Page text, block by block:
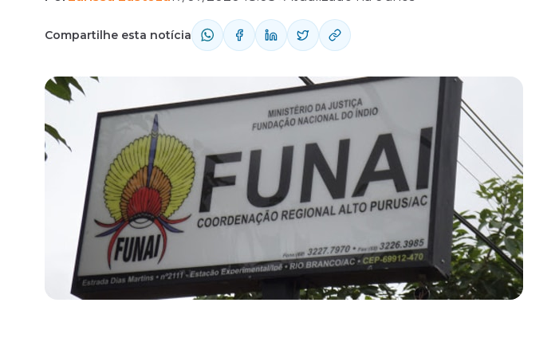
Fale com o time comercial
Compartilhe esta notícia